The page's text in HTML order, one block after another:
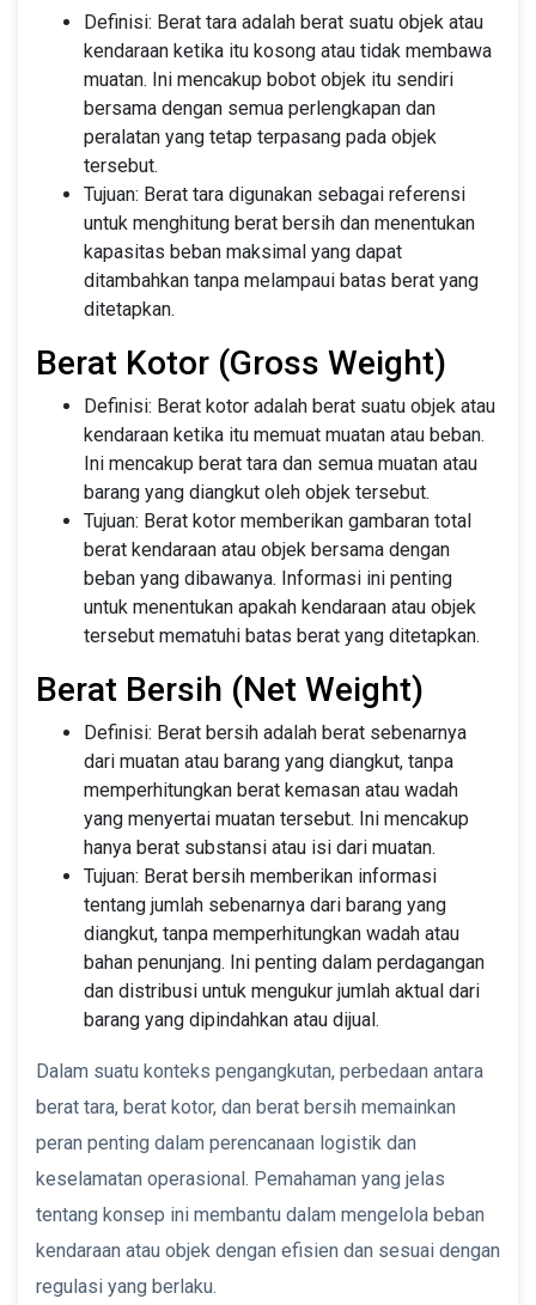
Definisi: Berat tara adalah berat suatu objek atau
kendaraan ketika itu kosong atau tidak membawa
muatan. Ini mencakup bobot objek itu sendiri
bersama dengan semua perlengkapan dan
peralatan yang tetap terpasang pada objek
tersebut.
Tujuan: Berat tara digunakan sebagai referensi
untuk menghitung berat bersih dan menentukan
kapasitas beban maksimal yang dapat
ditambahkan tanpa melampaui batas berat yang
ditetapkan.
Berat Kotor (Gross Weight)
Definisi: Berat kotor adalah berat suatu objek atau
kendaraan ketika itu memuat muatan atau beban.
Ini mencakup berat tara dan semua muatan atau
barang yang diangkut oleh objek tersebut.
Tujuan: Berat kotor memberikan gambaran total
berat kendaraan atau objek bersama dengan
beban yang dibawanya. Informasi ini penting
untuk menentukan apakah kendaraan atau objek
tersebut mematuhi batas berat yang ditetapkan.
Berat Bersih (Net Weight)
Definisi: Berat bersih adalah berat sebenarnya
dari muatan atau barang yang diangkut, tanpa
memperhitungkan berat kemasan atau wadah
yang menyertai muatan tersebut. Ini mencakup
hanya berat substansi atau isi dari muatan.
Tujuan: Berat bersih memberikan informasi
tentang jumlah sebenarnya dari barang yang
diangkut, tanpa memperhitungkan wadah atau
bahan penunjang. Ini penting dalam perdagangan
dan distribusi untuk mengukur jumlah aktual dari
barang yang dipindahkan atau dijual.
Dalam suatu konteks pengangkutan, perbedaan antara
berat tara, berat kotor, dan berat bersih memainkan
peran penting dalam perencanaan logistik dan
keselamatan operasional. Pemahaman yang jelas
tentang konsep ini membantu dalam mengelola beban
kendaraan atau objek dengan efisien dan sesuai dengan
regulasi yang berlaku.